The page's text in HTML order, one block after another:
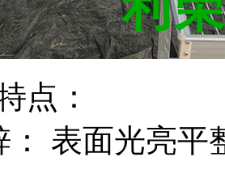
点：
： 表面光亮平